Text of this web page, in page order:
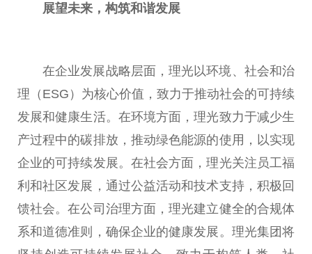
展望未来，构筑和谐发展
在企业发展战略层面，理光以环境、社会和治
理（ESG）为核心价值，致力于推动社会的可持续
发展和健康生活。在环境方面，理光致力于减少生
产过程中的碳排放，推动绿色能源的使用，以实现
企业的可持续发展。在社会方面，理光关注员工福
利和社区发展，通过公益活动和技术支持，积极回
馈社会。在公司治理方面，理光建立健全的合规体
系和道德准则，确保企业的健康发展。理光集团将